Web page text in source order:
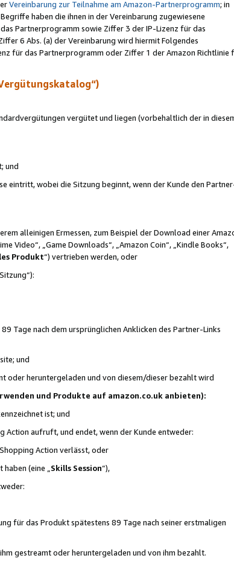
Vereinbarung zur Teilnahme am Amazon-Partnerprogramm; in
haben die ihnen in der Vereinbarung zugewiesene
Partnerprogramm sowie Ziffer 3 der IP-Lizenz für das
6 Abs. (a) der Vereinbarung wird hiermit Folgendes
für das Partnerprogramm oder Ziffer 1 der Amazon Richtlinie
vergütet und liegen (vorbehaltlich der in
und
eintritt, wobei die Sitzung beginnt, wenn der Kunde den
alleinigen Ermessen, zum Beispiel der Download einer
Video“, „Game Downloads“, „Amazon Coin“, „Kindle Books“,
Produkt“) vertrieben werden, oder
Tage nach dem ursprünglichen Anklicken des Partner-Links
und
oder heruntergeladen und von diesem/dieser bezahlt wird
und Produkte auf amazon.co.uk anbieten):
ist; und
Action aufruft, und endet, wenn der Kunde entweder:
Action verlässt, oder
(eine „ Skills Session“),
für das Produkt spätestens 89 Tage nach seiner erstmaligen
gestreamt oder heruntergeladen und von ihm bezahlt.